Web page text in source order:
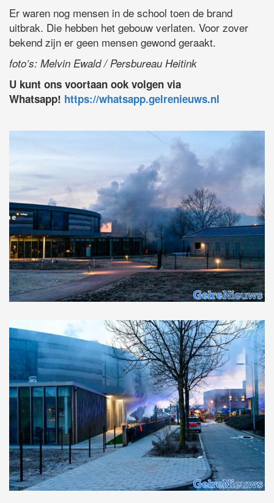
Er waren nog mensen in de school toen de brand
uitbrak. Die hebben het gebouw verlaten. Voor zover
bekend zijn er geen mensen gewond geraakt.
foto’s: Melvin Ewald / Persbureau Heitink
U kunt ons voortaan ook volgen via
Whatsapp! https://whatsapp.gelrenieuws.nl